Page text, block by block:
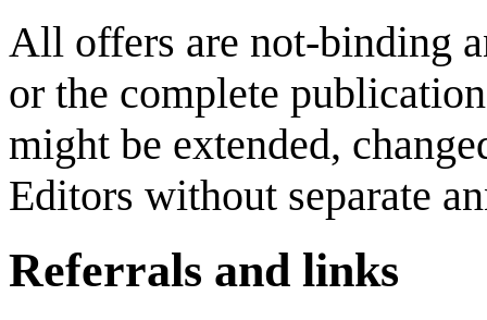
All offers are not-binding
or the complete
might be extended,
Editors without separate
Referrals and links